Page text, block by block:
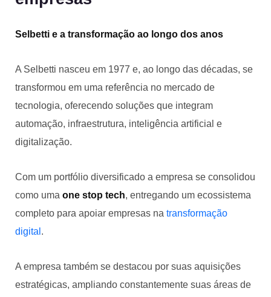
Selbetti e a transformação ao longo dos anos
A Selbetti nasceu em 1977 e, ao longo das décadas, se
transformou em uma referência no mercado de
tecnologia, oferecendo soluções que integram
automação, infraestrutura, inteligência artificial e
digitalização.
Com um portfólio diversificado a empresa se consolidou
como uma one stop tech, entregando um ecossistema
completo para apoiar empresas na transformação
digital .
A empresa também se destacou por suas aquisições
estratégicas, ampliando constantemente suas áreas de